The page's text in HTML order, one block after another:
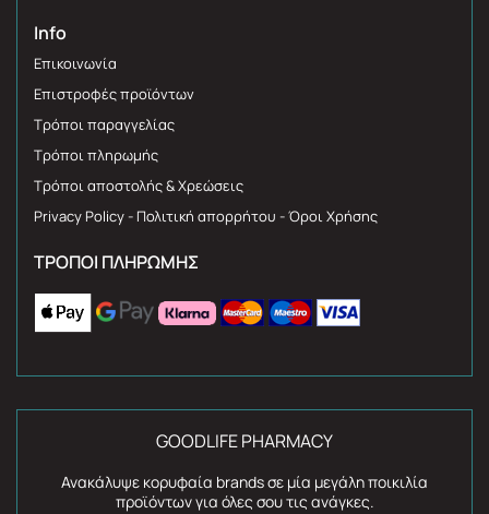
Info
Επικοινωνία
Επιστροφές προϊόντων
Τρόποι παραγγελίας
Τρόποι πληρωμής
Τρόποι αποστολής & Χρεώσεις
Privacy Policy - Πολιτική απορρήτου - Όροι Χρήσης
ΤΡΌΠΟΙ ΠΛΗΡΩΜΉΣ
GOODLIFE PHARMACY
Ανακάλυψε κορυφαία brands σε μία μεγάλη ποικιλία
προϊόντων για όλες σου τις ανάγκες.